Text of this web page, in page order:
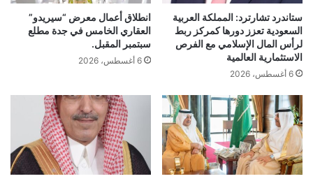
ستاندرد تشارترد: المملكة العربية
السعودية تعزز دورها كمركز ربط
لرأس المال الإسلامي مع الفرص
الاستثمارية العالمية
6 أغسطس، 2026
انطلاق أعمال معرض “سيريدو”
العقاري الخامس في جدة مطلع
سبتمبر المقبل.
6 أغسطس، 2026